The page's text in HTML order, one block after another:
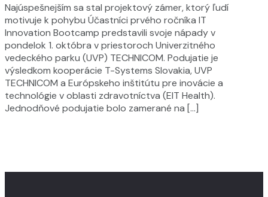
Najúspešnejším sa stal projektový zámer, ktorý ľudí
motivuje k pohybu Účastníci prvého ročníka IT
Innovation Bootcamp predstavili svoje nápady v
pondelok 1. októbra v priestoroch Univerzitného
vedeckého parku (UVP) TECHNICOM. Podujatie je
výsledkom kooperácie T-Systems Slovakia, UVP
TECHNICOM a Európskeho inštitútu pre inovácie a
technológie v oblasti zdravotníctva (EIT Health).
Jednodňové podujatie bolo zamerané na […]